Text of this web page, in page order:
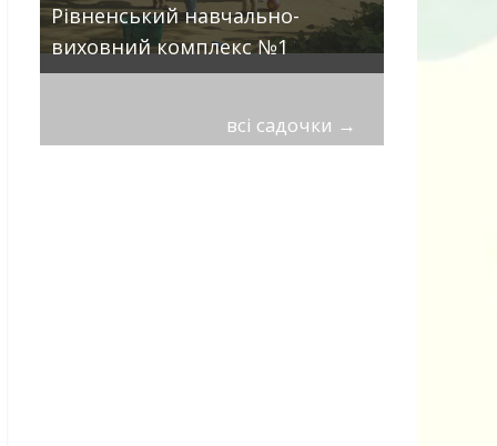
Рівненський навчально-
виховний комплекс №1
всі садочки →